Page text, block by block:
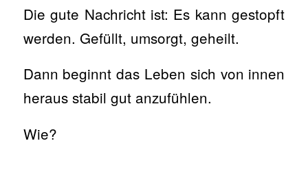
Die gute Nachricht ist: Es kann gestopft
werden. Gefüllt, umsorgt, geheilt.
Dann beginnt das Leben sich von innen
heraus stabil gut anzufühlen.
Wie?